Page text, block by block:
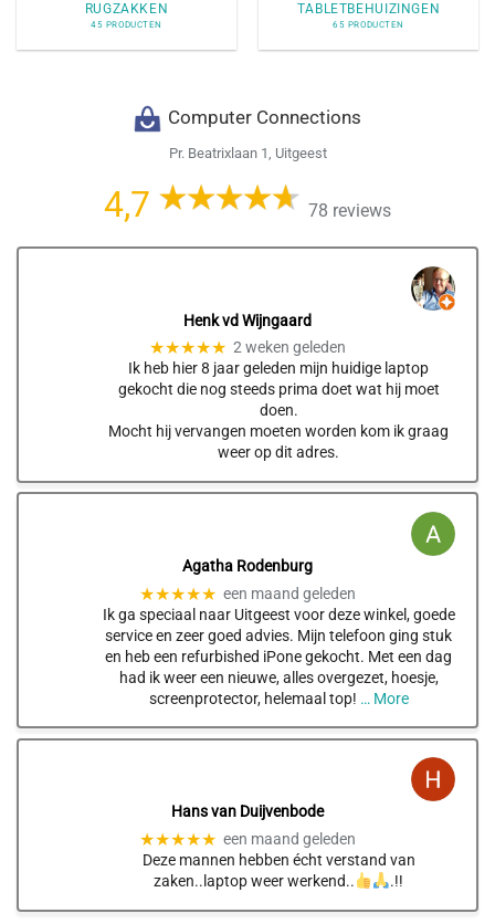
RUGZAKKEN
45 PRODUCTEN
TABLETBEHUIZINGEN
65 PRODUCTEN
Computer Connections
Pr. Beatrixlaan 1, Uitgeest
4,7 78 reviews
Henk vd Wijngaard
★★★★★ 2 weken geleden
Ik heb hier 8 jaar geleden mijn huidige laptop
gekocht die nog steeds prima doet wat hij moet
doen.
Mocht hij vervangen moeten worden kom ik graag
weer op dit adres.
Agatha Rodenburg
★★★★★ een maand geleden
Ik ga speciaal naar Uitgeest voor deze winkel, goede
service en zeer goed advies. Mijn telefoon ging stuk
en heb een refurbished iPone gekocht. Met een dag
had ik weer een nieuwe, alles overgezet, hoesje,
screenprotector, helemaal top! … More
Hans van Duijvenbode
★★★★★ een maand geleden
Deze mannen hebben écht verstand van
zaken..laptop weer werkend..
.!!